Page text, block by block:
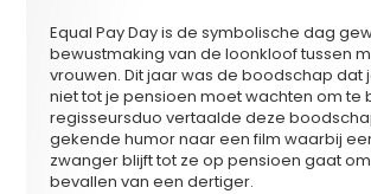
Equal Pay Day is de symbolische dag
bewustmaking van de loonkloof tussen
vrouwen. Dit jaar was de boodschap dat
niet tot je pensioen moet wachten om te
regisseursduo vertaalde deze
gekende humor naar een film waarbij
zwanger blijft tot ze op pensioen gaat
bevallen van een dertiger.